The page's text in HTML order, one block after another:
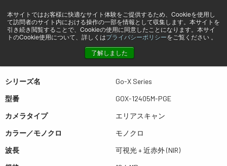
本サイトではお客様に快適なサイト体験をご提供するため、Cookieを使用し
て訪問者のサイト内における操作の一部を情報として収集します。本サイトを
引き続き閲覧することで、Cookieの使用に同意したことになります。本サイ
トのCookie使用について、詳しくはプライバシーポリシーをご覧ください 。
了解しました
プレビュー GOX-12405M-PGE
表は左右にスワイプできます
シリーズ名
Go-X Series
型番
GOX-12405M-PGE
カメラタイプ
エリアスキャン
カラー／モノクロ
モノクロ
波長
可視光 + 近赤外 (NIR)